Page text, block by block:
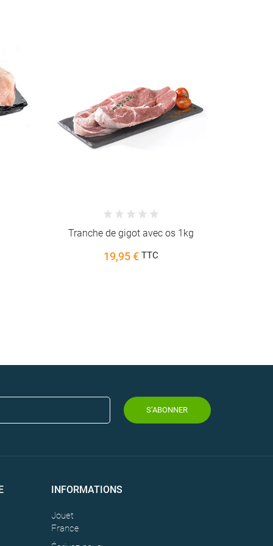
Côte d'agneau (8/10 pcs) 1kg
19,95 €TTC
S’ABONNER
INFORMATIONS
Jouet
France